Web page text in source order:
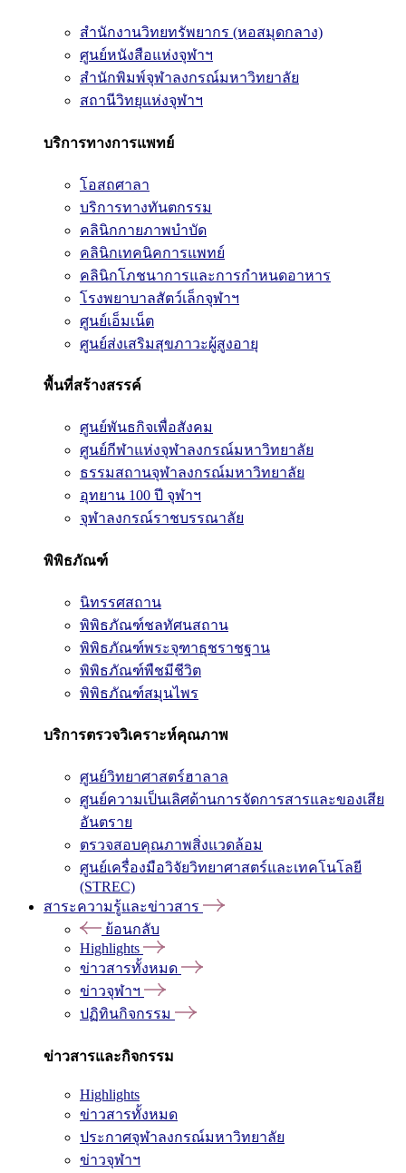
สำนักงานวิทยทรัพยากร (หอสมุดกลาง)
ศูนย์หนังสือแห่งจุฬาฯ
สำนักพิมพ์จุฬาลงกรณ์มหาวิทยาลัย
สถานีวิทยุแห่งจุฬาฯ
บริการทางการแพทย์
โอสถศาลา
บริการทางทันตกรรม
คลินิกกายภาพบำบัด
คลินิกเทคนิคการแพทย์
คลินิกโภชนาการและการกำหนดอาหาร
โรงพยาบาลสัตว์เล็กจุฬาฯ
ศูนย์เอ็มเน็ต
ศูนย์ส่งเสริมสุขภาวะผู้สูงอายุ
พื้นที่สร้างสรรค์
ศูนย์พันธกิจเพื่อสังคม
ศูนย์กีฬาแห่งจุฬาลงกรณ์มหาวิทยาลัย
ธรรมสถานจุฬาลงกรณ์มหาวิทยาลัย
อุทยาน 100 ปี จุฬาฯ
จุฬาลงกรณ์ราชบรรณาลัย
พิพิธภัณฑ์
นิทรรศสถาน
พิพิธภัณฑ์ชลทัศนสถาน
พิพิธภัณฑ์พระจุฑาธุชราชฐาน
พิพิธภัณฑ์พืชมีชีวิต
พิพิธภัณฑ์สมุนไพร
บริการตรวจวิเคราะห์คุณภาพ
ศูนย์วิทยาศาสตร์ฮาลาล
ศูนย์ความเป็นเลิศด้านการจัดการสารและของเสีย
อันตราย
ตรวจสอบคุณภาพสิ่งแวดล้อม
ศูนย์เครื่องมือวิจัยวิทยาศาสตร์และเทคโนโลยี
(STREC)
สาระความรู้และข่าวสาร
ย้อนกลับ
Highlights
ข่าวสารทั้งหมด
ข่าวจุฬาฯ
ปฏิทินกิจกรรม
ข่าวสารและกิจกรรม
Highlights
ข่าวสารทั้งหมด
ประกาศจุฬาลงกรณ์มหาวิทยาลัย
ข่าวจุฬาฯ